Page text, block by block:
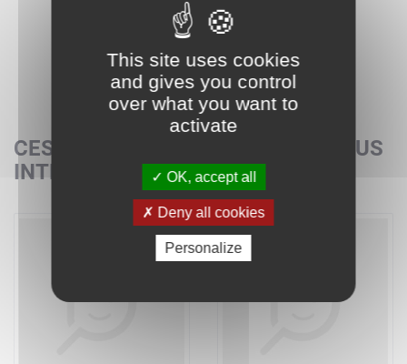
CES SETS POURRAIENT AUSSI VOUS
INTÉRESSER
This site uses cookies
and gives you control
over what you want to
activate
OK, accept all
Deny all cookies
Personalize